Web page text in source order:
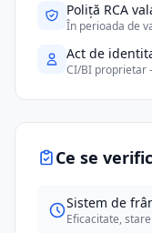
Poliță RCA
În perioada de
Act de
CI/BI proprietar
Ce se
Sistem de
Eficacitate,